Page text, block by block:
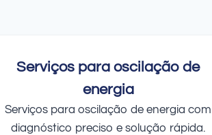
Serviços para oscilação de
energia
Serviços para oscilação de energia com
diagnóstico preciso e solução rápida.